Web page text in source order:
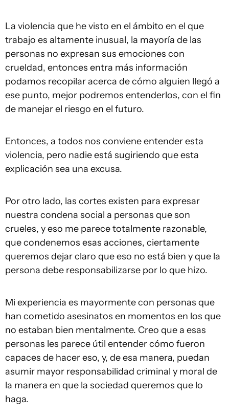
La violencia que he visto en el ámbito en el que
trabajo es altamente inusual, la mayoría de las
personas no expresan sus emociones con
crueldad, entonces entra más información
podamos recopilar acerca de cómo alguien llegó a
ese punto, mejor podremos entenderlos, con el fin
de manejar el riesgo en el futuro.
Entonces, a todos nos conviene entender esta
violencia, pero nadie está sugiriendo que esta
explicación sea una excusa.
Por otro lado, las cortes existen para expresar
nuestra condena social a personas que son
crueles, y eso me parece totalmente razonable,
que condenemos esas acciones, ciertamente
queremos dejar claro que eso no está bien y que la
persona debe responsabilizarse por lo que hizo.
Mi experiencia es mayormente con personas que
han cometido asesinatos en momentos en los que
no estaban bien mentalmente. Creo que a esas
personas les parece útil entender cómo fueron
capaces de hacer eso, y, de esa manera, puedan
asumir mayor responsabilidad criminal y moral de
la manera en que la sociedad queremos que lo
haga.